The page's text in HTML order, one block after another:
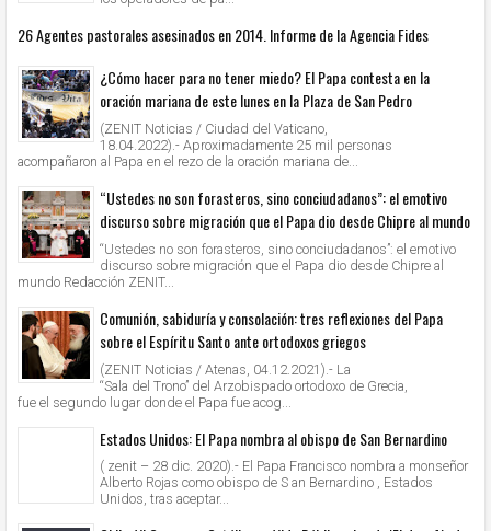
26 Agentes pastorales asesinados en 2014. Informe de la Agencia Fides
¿Cómo hacer para no tener miedo? El Papa contesta en la
oración mariana de este lunes en la Plaza de San Pedro
(ZENIT Noticias / Ciudad del Vaticano,
18.04.2022).- Aproximadamente 25 mil personas
acompañaron al Papa en el rezo de la oración mariana de...
“Ustedes no son forasteros, sino conciudadanos”: el emotivo
discurso sobre migración que el Papa dio desde Chipre al mundo
“Ustedes no son forasteros, sino conciudadanos”: el emotivo
discurso sobre migración que el Papa dio desde Chipre al
mundo Redacción ZENIT...
Comunión, sabiduría y consolación: tres reflexiones del Papa
sobre el Espíritu Santo ante ortodoxos griegos
(ZENIT Noticias / Atenas, 04.12.2021).- La
“Sala del Trono” del Arzobispado ortodoxo de Grecia,
fue el segundo lugar donde el Papa fue acog...
Estados Unidos: El Papa nombra al obispo de San Bernardino
( zenit – 28 dic. 2020).- El Papa Francisco nombra a monseñor
Alberto Rojas como obispo de S an Bernardino , Estados
Unidos, tras aceptar...